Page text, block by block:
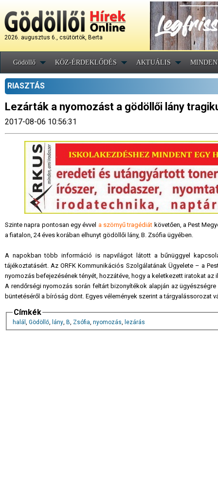
2026. augusztus 6., csütörtök, Berta
Gödöllő KÖZ-ÉRDEKLŐDÉS AKTUÁLIS
RIASZTÁS
Lezárták a nyomozást a gödöllői lány
2017-08-06 10:56:31
Szinte napra pontosan egy évvel a szörnyű tragédiát követően, a Pest
a fiatalon, 24 éves korában elhunyt gödöllői lány, B. Zsófia ügyében.
A napokban több információ is napvilágot látott a bűnüggyel
tájékoztatásért. Az ORFK Kommunikációs Szolgálatának Ügyelete – a
nyomozás befejezésének tényét, hozzátéve, hogy a keletkezett iratokat
A rendőrségi nyomozás során feltárt bizonyítékok alapján az
büntetéséről a bíróság dönt. Egyes vélemények szerint a tárgyalássorozat
Címkék
halál , Gödöllő, lány, B, Zsófia, nyomozás, lezárás